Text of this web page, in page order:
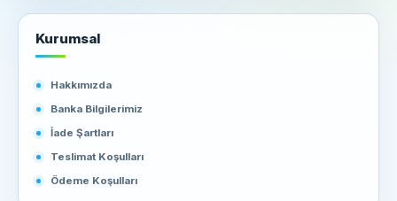
Kurumsal
Hakkımızda
Banka Bilgilerimiz
İade Şartları
Teslimat Koşulları
Ödeme Koşulları